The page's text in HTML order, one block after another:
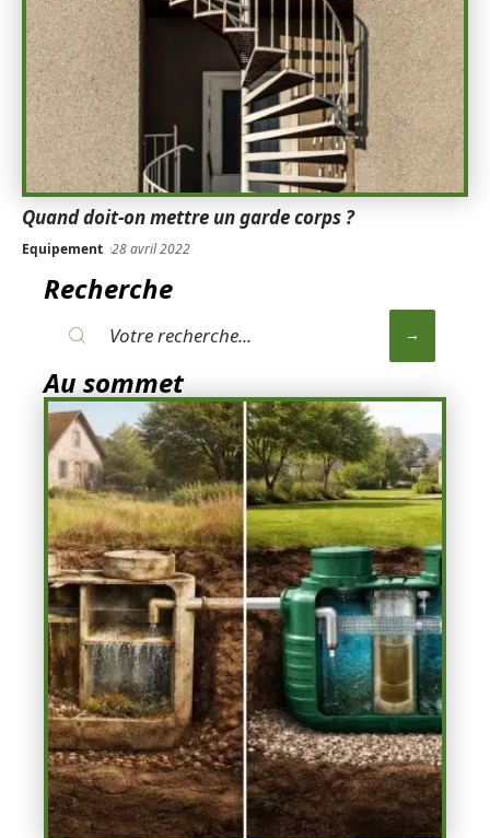
Quand doit-on mettre un garde corps ?
Equipement 28 avril 2022
Recherche
Au sommet